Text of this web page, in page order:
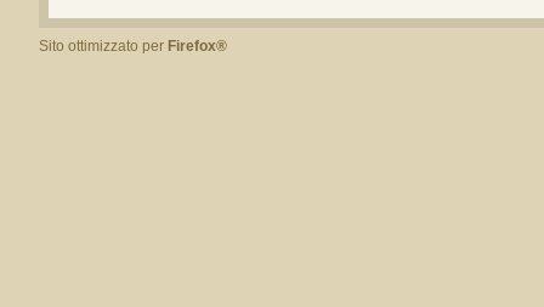
Sito ottimizzato per Firefox®